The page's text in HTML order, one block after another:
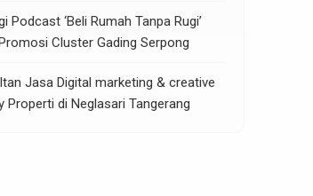
Podcast ‘Beli Rumah Tanpa Rugi’
Cluster Gading Serpong
Jasa Digital marketing & creative
Properti di Neglasari Tangerang